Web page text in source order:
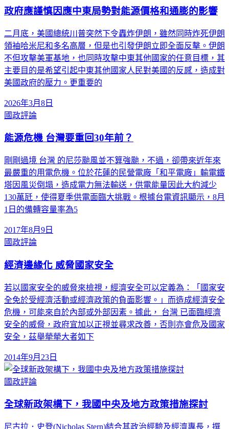
政府應謹慎因應中東局勢對能源價格和通膨的影響
二月底，美國總統川普突然下令轟炸伊朗，雖然同時炸死伊朗
領袖哈米尼和多名高層，但是也引發伊朗立即全面反擊。伊朗
不但攻擊美軍基地，也同時攻擊中東其他國家的任意目標，其
主要目的是希望引起中東其他國家人民對美國的反感，造成對
美國政府的壓力。更重要的
2026年3月8日
國政評論
能源危機 台灣要重回30年前？
剛剛過境 台灣 的尼莎颱風並不算強颱，不過，卻帶來近年來
最嚴重的用電危機。位於花蓮的民營電廠「和平電廠」輸電鐵
塔因風災倒塌，造成電力無法輸送，供電能量因此大約減少
130萬瓩，使得夏季供電面臨大挑戰。根據台電資訊顯示，8月
1日的備轉容量率為5
2017年8月9日
國政評論
經濟邊緣化 威脅國家安全
若以國家安全的威脅來檢視，經濟安全可以定義為：「國家安
全免於受經濟活動或經濟政策的負面影響。」而造成經濟安全
危機，可能來自於內部或外部因素。據此， 台灣 已面臨經濟
安全的威脅，政府宜加以正視並尋求改善，否則亦會危及國家
安全，茲舉犖犖大者如下
2014年9月23日
國政評論
全球新政架構下，我國中央及地方政策措施探討
尼古拉．史登(Nicholas Stern)結合其政治經驗及經濟專長，撰